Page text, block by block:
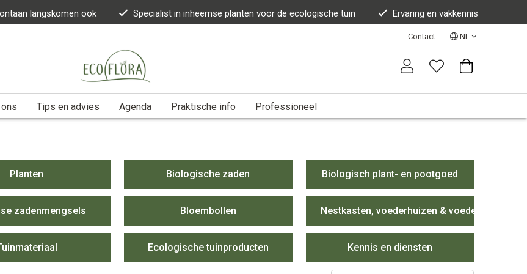
langskomen ook Specialist in inheemse planten voor de ecologische tuin Ervaring en vakkennis
Contact NL
Tips en advies Agenda Praktische info Professioneel
Planten Biologische zaden Biologisch plant- en pootgoed
zadenmengsels Bloembollen Nestkasten, voederhuizen & voeders
Ecologische tuinproducten Kennis en diensten